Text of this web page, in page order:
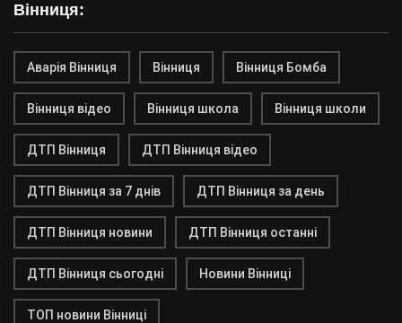
Вінниця:
Аварія Вінниця Вінниця Вінниця Бомба
Вінниця відео Вінниця школа Вінниця школи
ДТП Вінниця ДТП Вінниця відео
ДТП Вінниця за 7 днів ДТП Вінниця за день
ДТП Вінниця новини ДТП Вінниця останні
ДТП Вінниця сьогодні Новини Вінниці
ТОП новини Вінниці